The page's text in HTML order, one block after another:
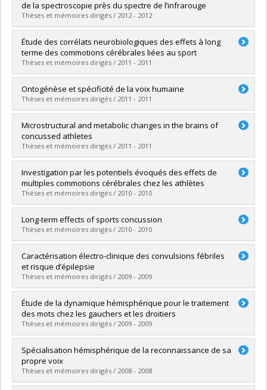
Cycle :Doctorat
Diplôme obtenu :Ph. D.
Lien vers le document dans Papyrus
de la spectroscopie près du spectre de l’infrarouge
Thèses et mémoires dirigés / 2012 - 2012
Diplômé(e) :Safi, Dima
Cycle :Doctorat
Diplôme obtenu :Ph. D.
Lien vers le document dans Papyrus
Étude des corrélats neurobiologiques des effets à long
terme des commotions cérébrales liées au sport
Thèses et mémoires dirigés / 2011 - 2011
Diplômé(e) :Tremblay, Sebastien
Cycle : Maîtrise
Diplôme obtenu :M. Sc.
Lien vers le document dans Papyrus
Ontogénèse et spécificité de la voix humaine
Thèses et mémoires dirigés / 2011 - 2011
Diplômé(e) :Beauchemin, Maude
Cycle :Doctorat
Diplôme obtenu :Ph. D.
Lien vers le document dans Papyrus
Microstructural and metabolic changes in the brains of
concussed athletes
Thèses et mémoires dirigés / 2011 - 2011
Diplômé(e) : Henry, Luke
Cycle :Doctorat
Diplôme obtenu :Ph. D.
Lien vers le document dans Papyrus
Investigation par les potentiels évoqués des effets de
multiples commotions cérébrales chez les athlètes
Thèses et mémoires dirigés / 2010 - 2010
Diplômé(e) :Thériault, Martin
Cycle : Doctorat
Diplôme obtenu :Ph. D.
Lien vers le document dans Papyrus
Long-term effects of sports concussion
Thèses et mémoires dirigés / 2010 - 2010
Diplômé(e) :De Beaumont, Louis
Cycle :Doctorat
Diplôme obtenu :Ph. D.
Lien vers le document dans Papyrus
Caractérisation électro-clinique des convulsions fébriles
et risque d’épilepsie
Thèses et mémoires dirigés / 2009 - 2009
Diplômé(e) :Podubnaia-Birca, Ala
Cycle :Doctorat
Diplôme obtenu :Ph. D.
Lien vers le document dans Papyrus
Étude de la dynamique hémisphérique pour le traitement
des mots chez les gauchers et les droitiers
Thèses et mémoires dirigés / 2009 - 2009
Diplômé(e) :Tremblay, Tania
Cycle : Doctorat
Diplôme obtenu :Ph. D.
Lien vers le document dans Papyrus
Spécialisation hémisphérique de la reconnaissance de sa
propre voix
Thèses et mémoires dirigés / 2008 - 2008